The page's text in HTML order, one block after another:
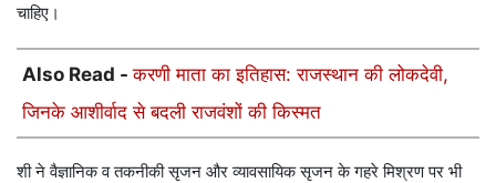
चाहिए।
Also Read -करणी माता का इतिहास: राजस्थान की लोकदेवी,
जिनके आशीर्वाद से बदली राजवंशों की किस्मत
शी ने वैज्ञानिक व तकनीकी सृजन और व्यावसायिक सृजन के गहरे मिश्रण पर भी